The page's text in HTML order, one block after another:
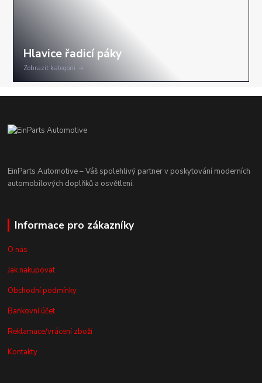
Zobrazit kategorii
EinParts Automotive – Váš spolehlivý partner v poskytování moderních
automobilových doplňků a osvětlení.
Informace pro zákazníky
O nás
Jak nakupovat
Obchodní podmínky
Bankovní účet
Reklamace/vrácení zboží
Kontakty